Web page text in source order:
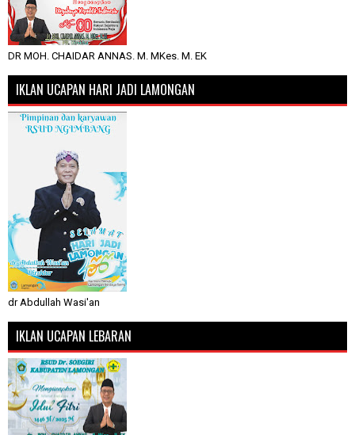
DR MOH. CHAIDAR ANNAS. M. MKes. M. EK
IKLAN UCAPAN HARI JADI LAMONGAN
dr Abdullah Wasi'an
IKLAN UCAPAN LEBARAN